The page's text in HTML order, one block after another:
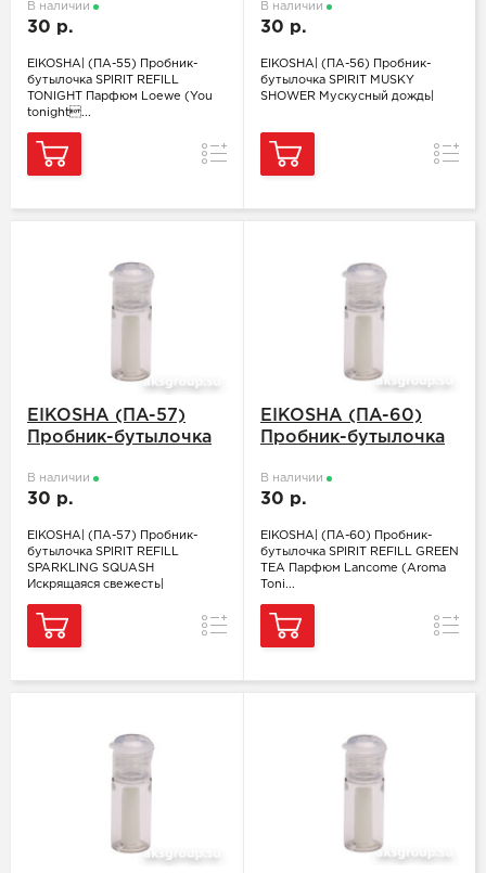
TONIGHT Парфюм
Loewe (You tonight)
В наличии
30 р.
EIKOSHA| (ПA-55) Пробник-
бутылочка SPIRIT REFILL
TONIGHT Парфюм Loewe (You
tonight...
Сравнение
SHOWER Мускусный
дождь
В наличии
30 р.
EIKOSHA| (ПA-56) Пробник-
бутылочка SPIRIT MUSKY
SHOWER Мускусный дождь|
EIKOSHA (ПA-57)
Пробник-бутылочка
SPARKLING SQUASH
Искрящаяся
В наличии
30 р.
EIKOSHA| (ПA-57) Пробник-
бутылочка SPIRIT REFILL
SPARKLING SQUASH
Искрящаяся свежесть|
Сравнение
EIKOSHA (ПA-60)
Пробник-бутылочка
TEA Парфюм
Lancome (Aroma
В наличии
30 р.
EIKOSHA| (ПA-60) Пробник-
бутылочка SPIRIT REFILL GREEN
TEA Парфюм Lancome (Aroma
Toni...